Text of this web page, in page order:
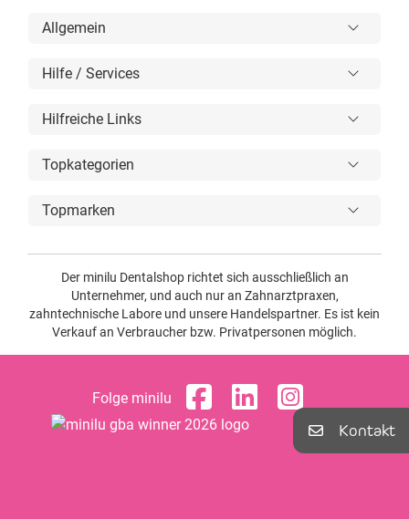
Kontakt
Allgemein
Hilfe / Services
Hilfreiche Links
Topkategorien
Topmarken
Der minilu Dentalshop richtet sich ausschließlich an
Unternehmer, und auch nur an Zahnarztpraxen,
zahntechnische Labore und unsere Handelspartner. Es ist kein
Verkauf an Verbraucher bzw. Privatpersonen möglich.
Folge minilu